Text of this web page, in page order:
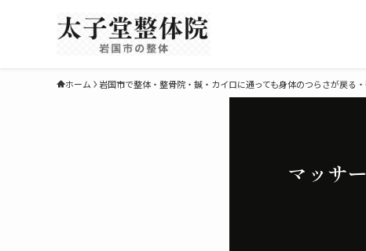
ホーム 岩国市で整体・整骨院・鍼・カイロに通っても身体のつらさが戻る
マッサ